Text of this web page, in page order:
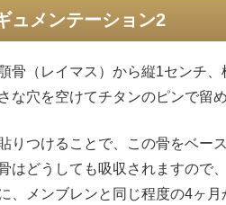
ュメンテーション2
骨（レイマス）から縦1センチ
な穴を空けてチタンのピンで留
りつけることで、この骨をベー
はどうしても吸収されますので
、メンブレンと同じ程度の4ヶ月